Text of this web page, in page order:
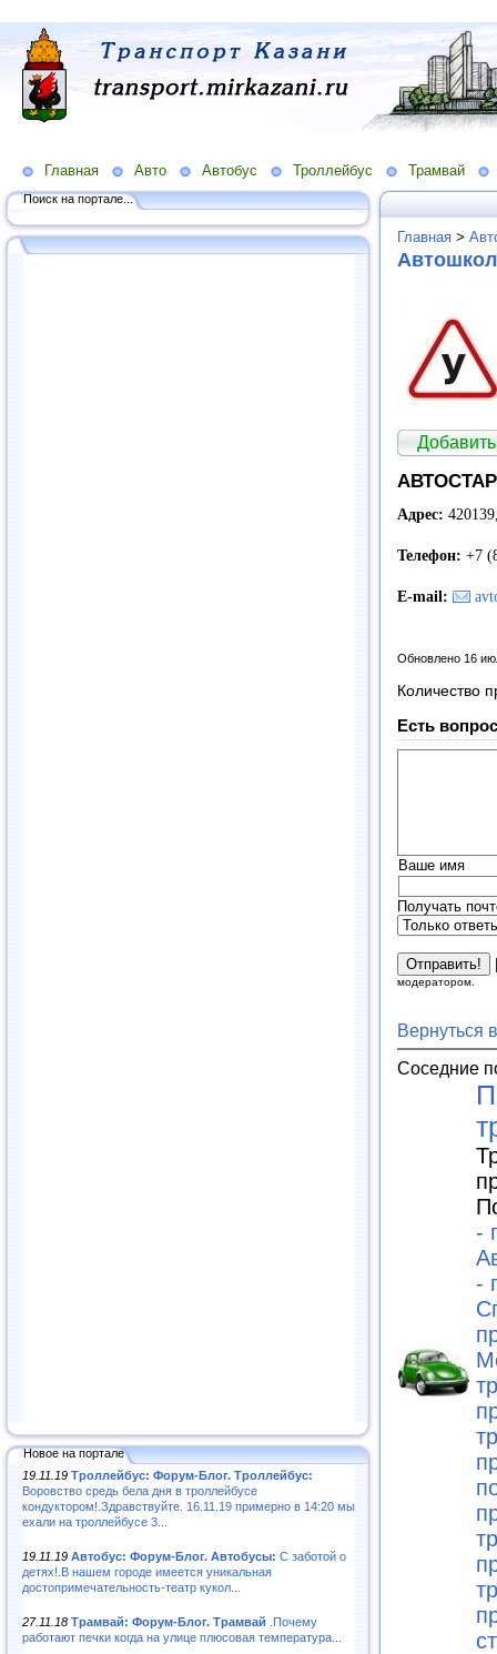
Главная Авто Автобус Троллейбус Трамвай
Поиск на портале...
Новое на портале
19.11.19 Троллейбус: Форум-Блог. Троллейбус:
Воровство средь бела дня в троллейбусе
кондуктором!.Здравствуйте. 16.11.19 примерно в 14:20 мы
ехали на троллейбусе 3...
19.11.19 Автобус: Форум-Блог. Автобусы: С заботой о
детях!.В нашем городе имеется уникальная
достопримечательность-театр кукол...
27.11.18 Трамвай: Форум-Блог. Трамвай .Почему
работают печки когда на улице плюсовая температура...
Главная >
Адрес:
Телефон: +7
E-mail:
Обновлено 16
Количество
Есть
Ваше имя
Получать
модератором.
Вернуться
Соседние
-
-